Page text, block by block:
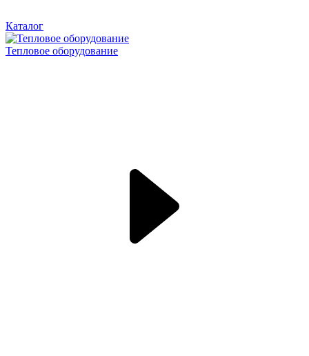
Каталог
Тепловое оборудование